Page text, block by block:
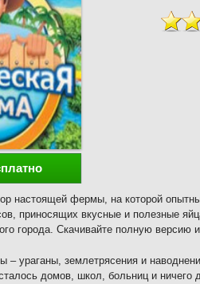
настоящей фермы, на которой
приносящих вкусные и полезные
города. Скачивайте полную версию
– ураганы, землетрясения и
домов, школ, больниц и ничего